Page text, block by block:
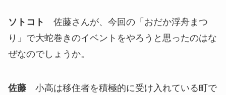
ソトコト
佐藤さんが、今回の「おだか浮舟まつ
り」で大蛇巻きのイベントをやろうと思ったのはな
ぜなのでしょうか。
佐藤 小高は移住者を積極的に受け入れている町で